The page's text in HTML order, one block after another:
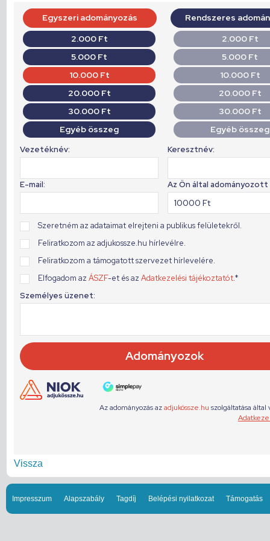
Vissza
Impresszum Alapszabály Tagdíj Belépési nyilatkozat Támogatás